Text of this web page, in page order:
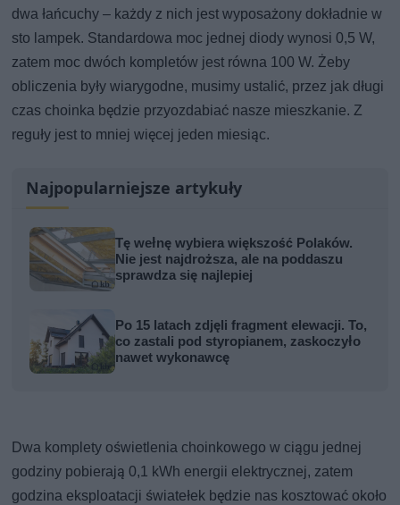
dwa łańcuchy – każdy z nich jest wyposażony dokładnie w
sto lampek. Standardowa moc jednej diody wynosi 0,5 W,
zatem moc dwóch kompletów jest równa 100 W. Żeby
obliczenia były wiarygodne, musimy ustalić, przez jak długi
czas choinka będzie przyozdabiać nasze mieszkanie. Z
reguły jest to mniej więcej jeden miesiąc.
Najpopularniejsze artykuły
Tę wełnę wybiera większość Polaków.
Nie jest najdroższa, ale na poddaszu
sprawdza się najlepiej
Po 15 latach zdjęli fragment elewacji. To,
co zastali pod styropianem, zaskoczyło
nawet wykonawcę
Dwa komplety oświetlenia choinkowego w ciągu jednej
godziny pobierają 0,1 kWh energii elektrycznej, zatem
godzina eksploatacji światełek będzie nas kosztować około